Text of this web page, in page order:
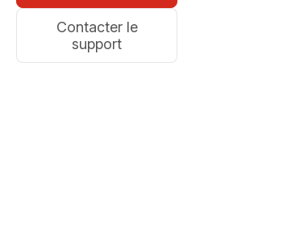
Contacter le
support